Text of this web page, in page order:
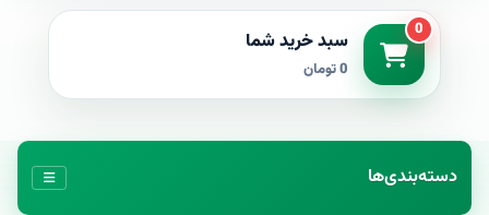
0 سبد خرید شما
0 تومان
دسته‌بندی‌ها